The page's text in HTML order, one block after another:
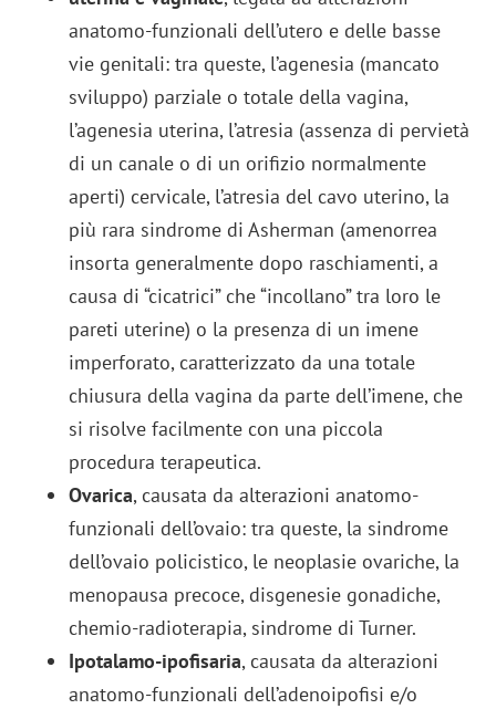
anatomo-funzionali dell’utero e delle basse
vie genitali: tra queste, l’agenesia (mancato
sviluppo) parziale o totale della vagina,
l’agenesia uterina, l’atresia (assenza di pervietà
di un canale o di un orifizio normalmente
aperti) cervicale, l’atresia del cavo uterino, la
più rara sindrome di Asherman (amenorrea
insorta generalmente dopo raschiamenti, a
causa di “cicatrici” che “incollano” tra loro le
pareti uterine) o la presenza di un imene
imperforato, caratterizzato da una totale
chiusura della vagina da parte dell’imene, che
si risolve facilmente con una piccola
procedura terapeutica.
Ovarica, causata da alterazioni anatomo-
funzionali dell’ovaio: tra queste, la sindrome
dell’ovaio policistico, le neoplasie ovariche, la
menopausa precoce, disgenesie gonadiche,
chemio-radioterapia, sindrome di Turner.
Ipotalamo-ipofisaria, causata da alterazioni
anatomo-funzionali dell’adenoipofisi e/o